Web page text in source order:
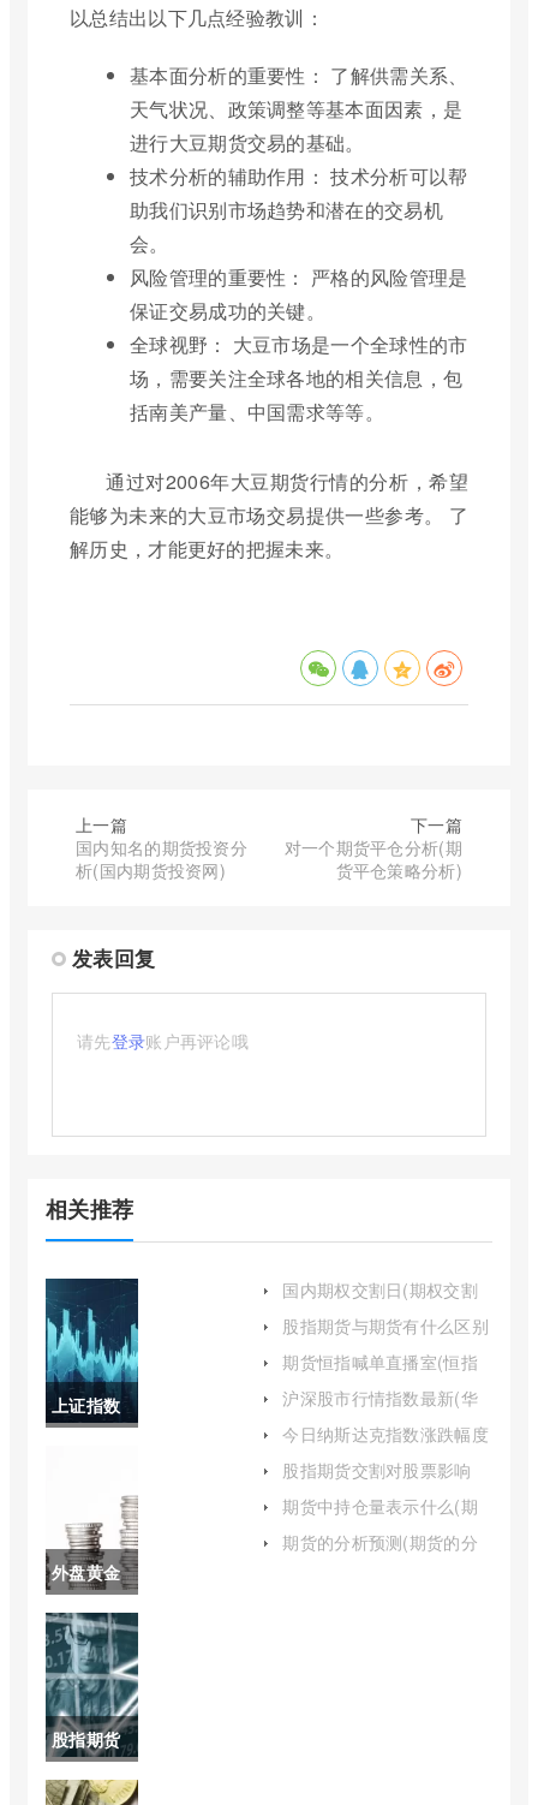
以总结出以下几点经验教训：
基本面分析的重要性： 了解供需关系、
天气状况、政策调整等基本面因素，是
进行大豆期货交易的基础。
技术分析的辅助作用： 技术分析可以帮
助我们识别市场趋势和潜在的交易机
会。
风险管理的重要性： 严格的风险管理是
保证交易成功的关键。
全球视野： 大豆市场是一个全球性的市
场，需要关注全球各地的相关信息，包
括南美产量、中国需求等等。
通过对2006年大豆期货行情的分析，希望
能够为未来的大豆市场交易提供一些参考。 了
解历史，才能更好的把握未来。
上一篇
国内知名的期货投资分
析(国内期货投资网)
下一篇
对一个期货平仓分析(期
货平仓策略分析)
发表回复
请先登录账户再评论哦
相关推荐
上证指数
势(上证指
数近30年
走势图)
外盘黄金
实时行情
(黄金外盘
实时走势)
股指期货
延续短线
国内期权交割日(期权交割
日股市有哪些表现)
股指期货与期货有什么区别
(股指期货没有原油期货风
险)
期货恒指喊单直播室(恒指
期货直播间)
沪深股市行情指数最新(华
宝沪深300指数增强a行情)
今日纳斯达克指数涨跌幅度
(今天纳斯达克指数)
股指期货交割对股票影响
(股指期货交割对股市影响)
期货中持仓量表示什么(期
货多空持仓量怎么看)
期货的分析预测(期货的分